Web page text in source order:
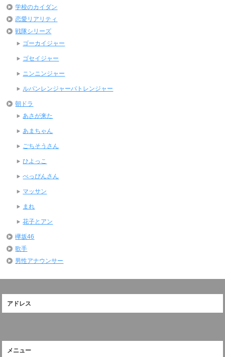
学校のカイダン
恋愛リアリティ
戦隊シリーズ
ゴーカイジャー
ゴセイジャー
ニンニンジャー
ルパンレンジャーパトレンジャー
朝ドラ
あさが来た
あまちゃん
ごちそうさん
ひよっこ
べっぴんさん
マッサン
まれ
花子とアン
欅坂46
歌手
男性アナウンサー
アドレス
メニュー